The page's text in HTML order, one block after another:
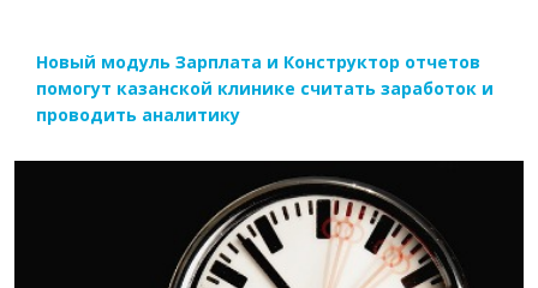
Новый модуль Зарплата и Конструктор отчетов
помогут казанской клинике считать заработок и
проводить аналитику